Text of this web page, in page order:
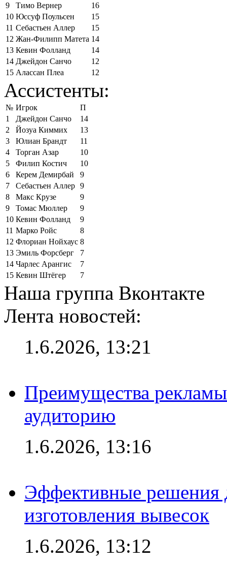
9
Тимо Вернер
16
10 Юссуф Поульсен
15
11 Себастьен Аллер
15
12 Жан-Филипп Матета 14
13 Кевин Фолланд
14
14 Джейдон Санчо
12
15 Алассан Плеа 12
Ассистенты:
№ Игрок
П
1
Джейдон Санчо
14
2
Йозуа Киммих
13
3
Юлиан Брандт
11
4
Торган Азар
10
5
Филип Костич
10
6
Керем Демирбай
9
7
Себастьен Аллер 9
8
Макс Крузе
9
9
Томас Мюллер
9
10 Кевин Фолланд
9
11 Марко Ройс
8
12 Флориан Нойхаус 8
13 Эмиль Форсберг
7
14 Чарлес Арангис
7
15 Кевин Штёгер 7
Наша группа Вконтакте
Лента новостей:
1.6.2026, 13:21
Преимущества
аудиторию
1.6.2026, 13:16
Эффективные решения
изготовления вывесок
1.6.2026, 13:12